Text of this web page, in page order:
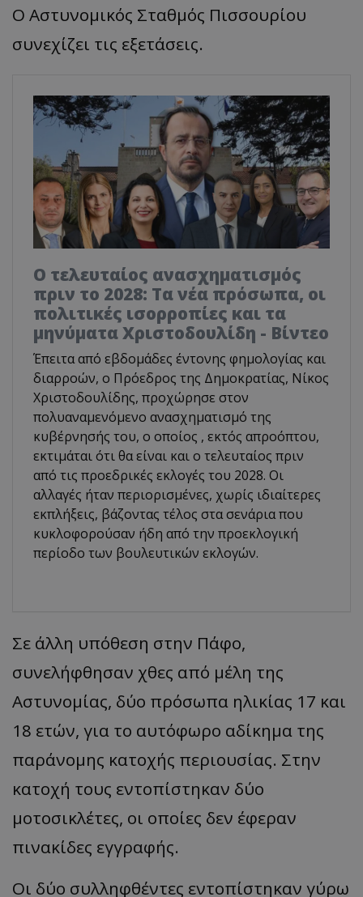
O Αστυνομικός Σταθμός Πισσουρίου
συνεχίζει τις εξετάσεις.
Ο τελευταίος ανασχηματισμός
πριν το 2028: Τα νέα πρόσωπα, οι
πολιτικές ισορροπίες και τα
μηνύματα Χριστοδουλίδη - Βίντεο
Έπειτα από εβδομάδες έντονης φημολογίας και
διαρροών, ο Πρόεδρος της Δημοκρατίας, Νίκος
Χριστοδουλίδης, προχώρησε στον
πολυαναμενόμενο ανασχηματισμό της
κυβέρνησής του, ο οποίος , εκτός απροόπτου,
εκτιμάται ότι θα είναι και ο τελευταίος πριν
από τις προεδρικές εκλογές του 2028. Οι
αλλαγές ήταν περιορισμένες, χωρίς ιδιαίτερες
εκπλήξεις, βάζοντας τέλος στα σενάρια που
κυκλοφορούσαν ήδη από την προεκλογική
περίοδο των βουλευτικών εκλογών.
Σε άλλη υπόθεση στην Πάφο,
συνελήφθησαν χθες από μέλη της
Αστυνομίας, δύο πρόσωπα ηλικίας 17 και
18 ετών, για το αυτόφωρο αδίκημα της
παράνομης κατοχής περιουσίας. Στην
κατοχή τους εντοπίστηκαν δύο
μοτοσικλέτες, οι οποίες δεν έφεραν
πινακίδες εγγραφής.
Οι δύο συλληφθέντες εντοπίστηκαν γύρω